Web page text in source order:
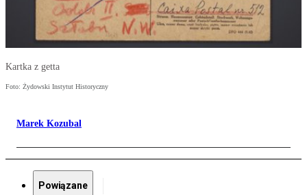
Kartka z getta
Foto: Żydowski Instytut Historyczny
Marek Kozubal
Powiązane